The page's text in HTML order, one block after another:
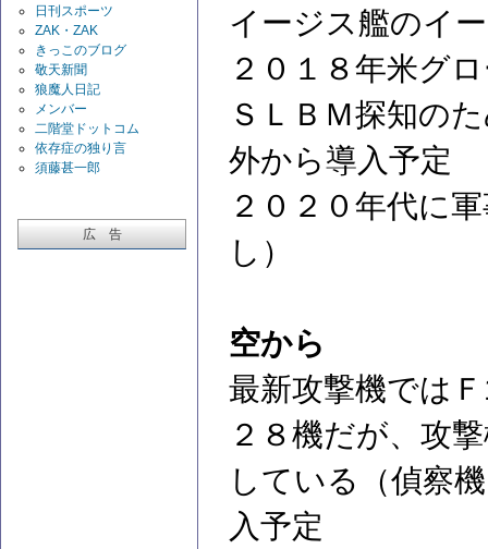
日刊スポーツ
ZAK・ZAK
きっこのブログ
敬天新聞
狼魔人日記
メンバー
二階堂ドットコム
依存症の独り言
須藤甚一郎
広 告
イージス艦のイ
２０１８年米グ
ＳＬＢＭ探知の
外から導入予定
２０２０年代に
し）
空から
最新攻撃機では
２８機だが、攻
している（偵察
入予定